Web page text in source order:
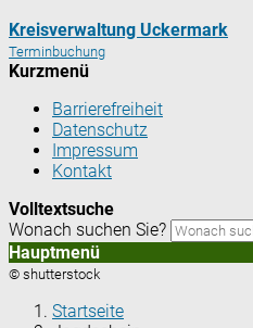
Kreisverwaltung Uckermark
Terminbuchung
Kurzmenü
Barrierefreiheit
Datenschutz
Impressum
Kontakt
Volltextsuche
Wonach suchen Sie?
Hauptmenü
© shutterstock
Startseite